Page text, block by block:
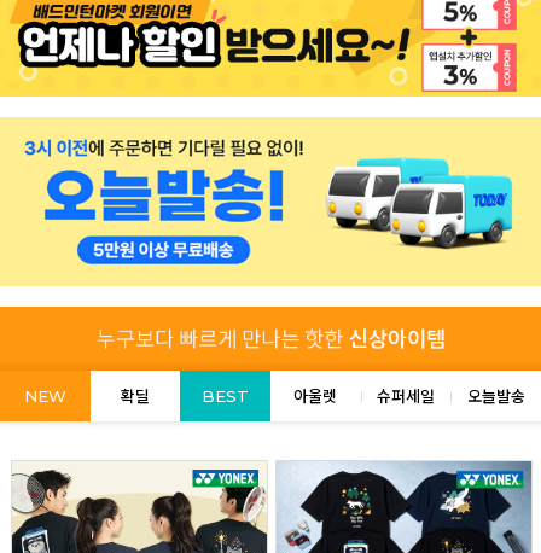
NEW 확딜 BEST 아울렛 슈퍼세일 오늘발송